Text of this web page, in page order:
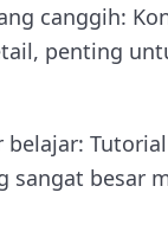
canggih:
penting
belajar:
sangat besar